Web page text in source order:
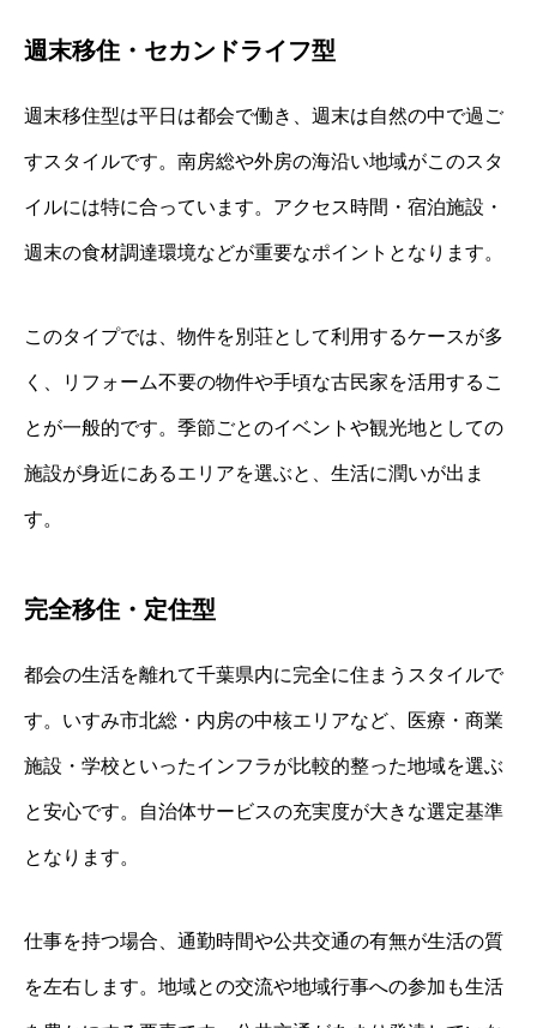
週末移住・セカンドライフ型
週末移住型は平日は都会で働き、週末は自然の中で過ご
すスタイルです。南房総や外房の海沿い地域がこのスタ
イルには特に合っています。アクセス時間・宿泊施設・
週末の食材調達環境などが重要なポイントとなります。
このタイプでは、物件を別荘として利用するケースが多
く、リフォーム不要の物件や手頃な古民家を活用するこ
とが一般的です。季節ごとのイベントや観光地としての
施設が身近にあるエリアを選ぶと、生活に潤いが出ま
す。
完全移住・定住型
都会の生活を離れて千葉県内に完全に住まうスタイルで
す。いすみ市北総・内房の中核エリアなど、医療・商業
施設・学校といったインフラが比較的整った地域を選ぶ
と安心です。自治体サービスの充実度が大きな選定基準
となります。
仕事を持つ場合、通勤時間や公共交通の有無が生活の質
を左右します。地域との交流や地域行事への参加も生活